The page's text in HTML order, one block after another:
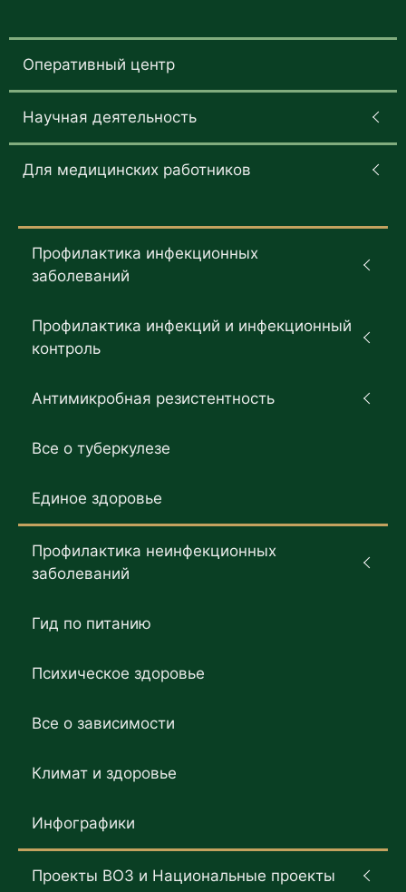
Оперативный центр
Научная деятельность
Для медицинских работников
Профилактика инфекционных
заболеваний
Профилактика инфекций и инфекционный
контроль
Антимикробная резистентность
Все о туберкулезе
Единое здоровье
Профилактика неинфекционных
заболеваний
Гид по питанию
Психическое здоровье
Все о зависимости
Климат и здоровье
Инфографики
Проекты ВОЗ и Национальные проекты